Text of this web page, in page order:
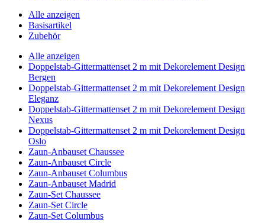
Alle anzeigen
Basisartikel
Zubehör
Alle anzeigen
Doppelstab-Gittermattenset 2 m mit Dekorelement Design
Bergen
Doppelstab-Gittermattenset 2 m mit Dekorelement Design
Eleganz
Doppelstab-Gittermattenset 2 m mit Dekorelement Design
Nexus
Doppelstab-Gittermattenset 2 m mit Dekorelement Design
Oslo
Zaun-Anbauset Chaussee
Zaun-Anbauset Circle
Zaun-Anbauset Columbus
Zaun-Anbauset Madrid
Zaun-Set Chaussee
Zaun-Set Circle
Zaun-Set Columbus